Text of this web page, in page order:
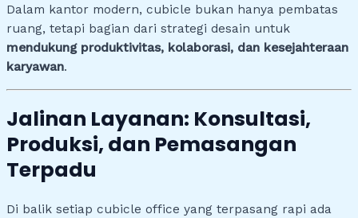
Dalam kantor modern, cubicle bukan hanya pembatas
ruang, tetapi bagian dari strategi desain untuk
mendukung produktivitas, kolaborasi, dan kesejahteraan
karyawan.
Jalinan Layanan: Konsultasi,
Produksi, dan Pemasangan
Terpadu
Di balik setiap cubicle office yang terpasang rapi ada